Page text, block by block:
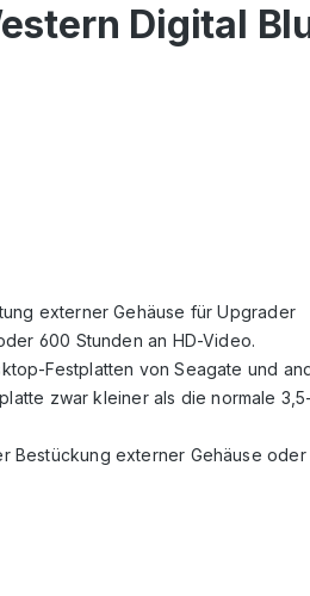
Digital
externer Gehäuse für Upgrader
600 Stunden an HD-Video.
Festplatten von Seagate und
zwar kleiner als die normale
Bestückung externer Gehäuse